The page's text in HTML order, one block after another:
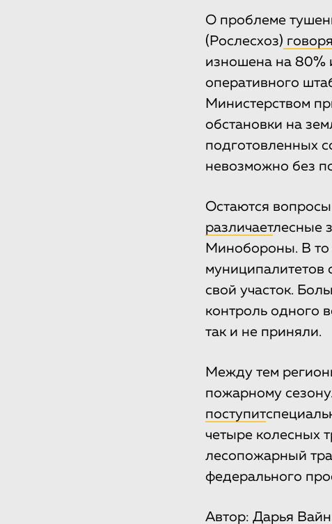
О проблеме
(Рослесхоз)
изношена на 80%
оперативного
Министерством
обстановки на
подготовленных
невозможно без
Остаются
различаетлесные
Минобороны. В то
муниципалитетов
свой участок.
контроль одного
так и не приняли.
Между тем
пожарному
поступит
четыре колесных
лесопожарный
федерального
Автор: Дарья